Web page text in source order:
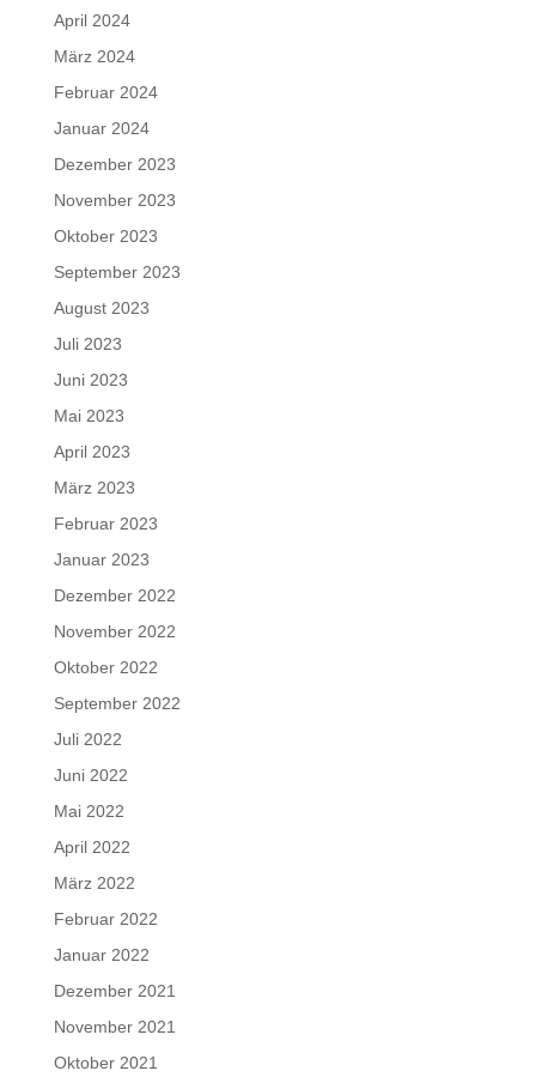
April 2024
März 2024
Februar 2024
Januar 2024
Dezember 2023
November 2023
Oktober 2023
September 2023
August 2023
Juli 2023
Juni 2023
Mai 2023
April 2023
März 2023
Februar 2023
Januar 2023
Dezember 2022
November 2022
Oktober 2022
September 2022
Juli 2022
Juni 2022
Mai 2022
April 2022
März 2022
Februar 2022
Januar 2022
Dezember 2021
November 2021
Oktober 2021